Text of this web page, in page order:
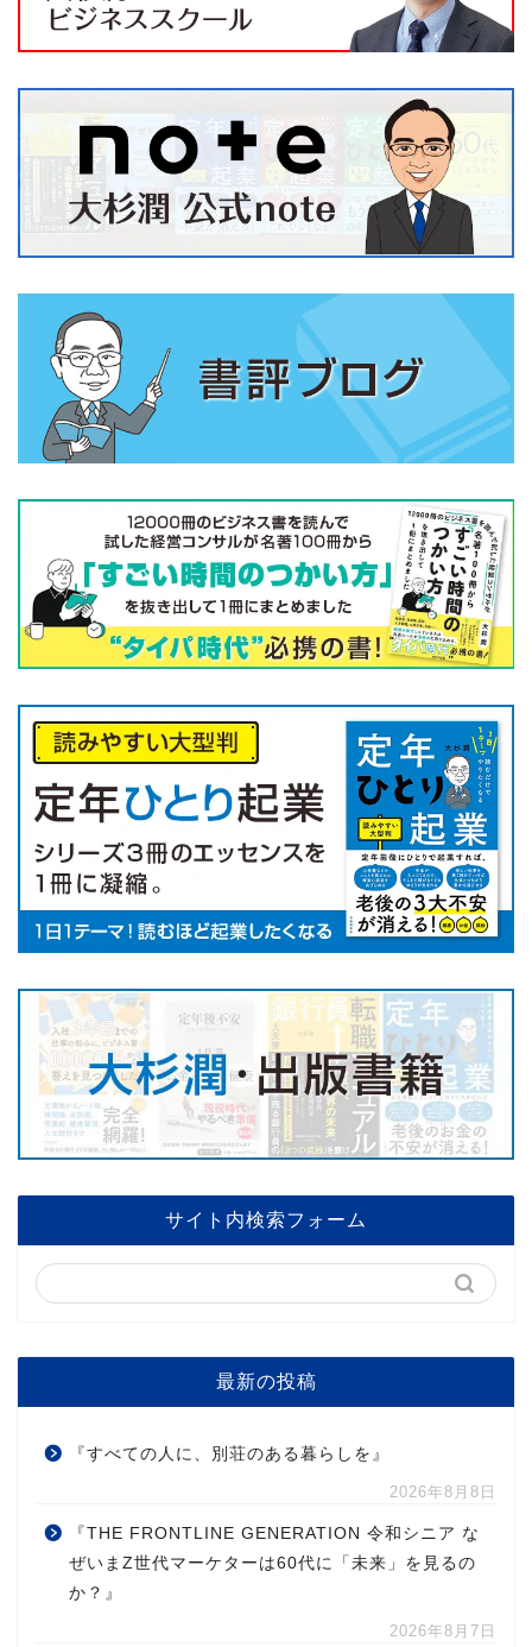
サイト内検索フォーム
最新の投稿
『すべての人に、別荘のある暮らしを』
2026年8月8日
『THE FRONTLINE GENERATION 令和シニア な
ぜいまZ世代マーケターは60代に「未来」を見るの
か？』
2026年8月7日